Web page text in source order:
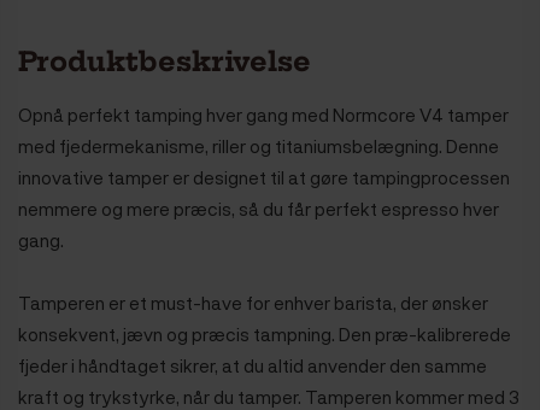
Produktbeskrivelse
Opnå perfekt tamping hver gang med Normcore V4 tamper
med fjedermekanisme, riller og titaniumsbelægning. Denne
innovative tamper er designet til at gøre tampingprocessen
nemmere og mere præcis, så du får perfekt espresso hver
gang.
Tamperen er et must-have for enhver barista, der ønsker
konsekvent, jævn og præcis tampning. Den præ-kalibrerede
fjeder i håndtaget sikrer, at du altid anvender den samme
kraft og trykstyrke, når du tamper. Tamperen kommer med 3